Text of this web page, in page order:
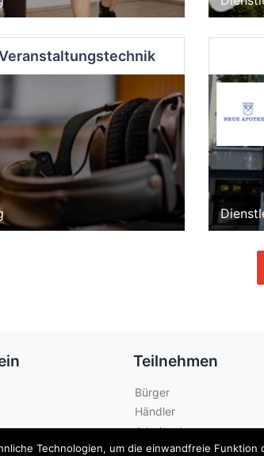
Teilnehmen
Bürger
Händler
Arbeitgeber
Städte
Technologien, um die einwandfreie